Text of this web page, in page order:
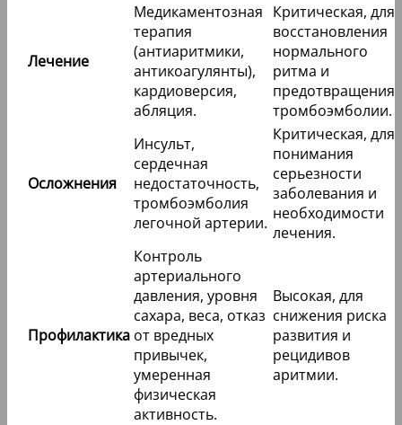
Лечение
Медикаментозная
терапия
(антиаритмики,
антикоагулянты),
кардиоверсия,
абляция.
Критическая, для
восстановления
нормального
ритма и
предотвращения
тромбоэмболии.
Осложнения
Инсульт,
сердечная
недостаточность,
тромбоэмболия
легочной артерии.
Критическая, для
понимания
серьезности
заболевания и
необходимости
лечения.
Профилактика
Контроль
артериального
давления, уровня
сахара, веса, отказ
от вредных
привычек,
умеренная
физическая
активность.
Высокая, для
снижения риска
развития и
рецидивов
аритмии.